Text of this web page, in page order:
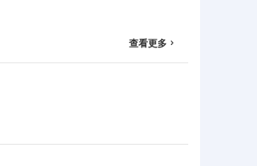
查看更多 